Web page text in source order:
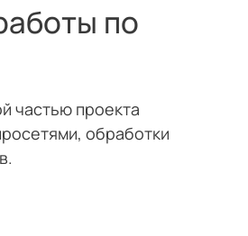
по
частью проекта
обработки